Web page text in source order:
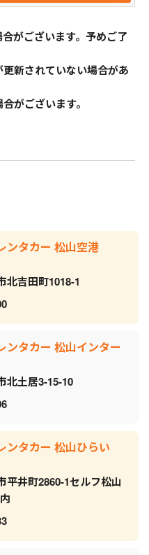
がございます。予めご了
新されていない場合があ
がございます。
ンタカー 松山空港
北吉田町1018-1
ンタカー 松山インター
北土居3-15-10
ンタカー 松山ひらい
平井町2860-1セルフ松山